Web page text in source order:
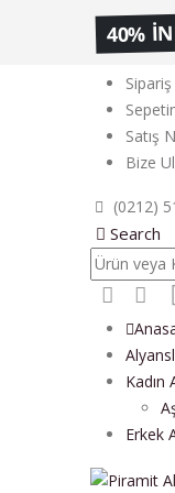
40%
Satış
Bize
(0212)
Search
Kadın
Erkek